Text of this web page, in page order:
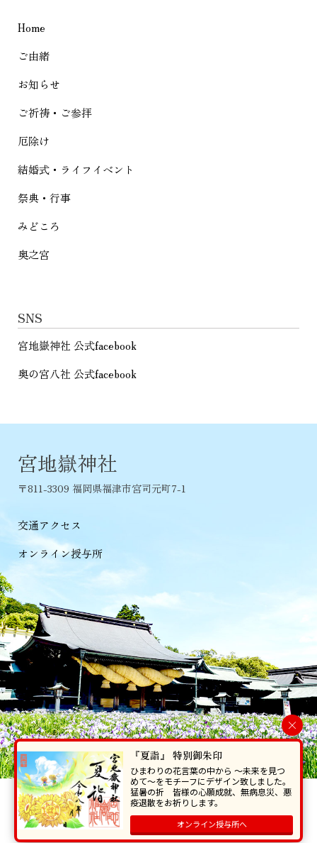
ー
シ
ョ
ン
Home
ご由緒
お知らせ
ご祈祷・ご参拝
厄除け
結婚式・ライフイベント
祭典・行事
みどころ
奥之宮
SNS
宮地嶽神社 公式facebook
奥の宮八社 公式facebook
宮地嶽神社
〒811-3309 福岡県福津市宮司元町7-1
交通アクセス
オンライン授与所
当ホームページで掲載の写真・イラスト等を無断で転写･複製することを
禁じます。
Copyright © Miyajidake Jinjya , All Rights Reserved.
×
『夏詣』 特別御朱印
ひまわりの花言葉の中から 〜未来を見つ
めて〜をモチーフにデザイン致しました。
猛暑の折 皆様の心願成就、無病息災、悪
疫退散をお祈りします。
オンライン授与所へ